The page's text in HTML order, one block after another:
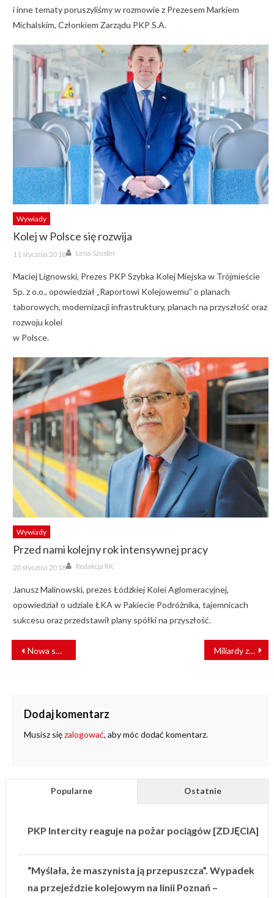
i inne tematy poruszyliśmy w rozmowie z Prezesem Markiem
Michalskim, Członkiem Zarządu PKP S.A.
Wywiady
Kolej w Polsce się rozwija
Posted
on
11 stycznia 2018 Author
Lena Szuster
Maciej Lignowski, Prezes PKP Szybka Kolej Miejska w Trójmieście
Sp. z o.o., opowiedział „Raportowi Kolejowemu” o planach
taborowych, modernizacji infrastruktury, planach na przyszłość oraz
rozwoju kolei
w Polsce.
Wywiady
Przed nami kolejny rok intensywnej pracy
Posted
on
20 stycznia 2018 Author
Redakcja RK
Janusz Malinowski, prezes Łódzkiej Kolei Aglomeracyjnej,
opowiedział o udziale ŁKA w Pakiecie Podróżnika, tajemnicach
sukcesu oraz przedstawił plany spółki na przyszłość.
NAWIGACJA
WPISU
Nowa spółka szerokotorowa Miliardy z KPK dla sprawnych przewozów towarów
Dodaj komentarz
Musisz sięzalogować, aby móc dodać komentarz.
Popularne Ostatnie
PKP Intercity reaguje na pożar pociągów [ZDJĘCIA]
“Myślała, że maszynista ją przepuszcza”. Wypadek
na przejeździe kolejowym na linii Poznań –